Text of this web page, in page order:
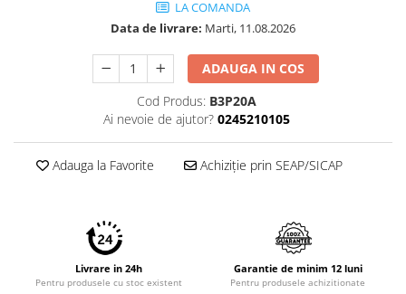
Accesorii imprimante 3D
Filament imprimanta 3D
Laptopuri gaming
Laptop-uri 2 in 1
Accesorii laptop
Mini PC AI
LA COMANDA
Data de livrare: Marti, 11.08.2026
ADAUGA IN COS
Cod Produs: B3P20A
Ai nevoie de ajutor? 0245210105
Adauga la Favorite Achiziție prin SEAP/SICAP
Livrare in 24h
Pentru produsele cu stoc existent
Garantie de minim 12 luni
Pentru produsele achizitionate